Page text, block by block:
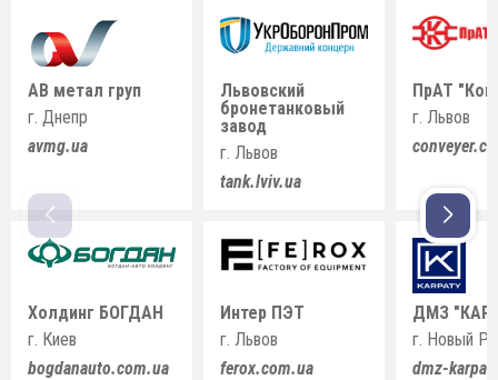
АВ метал груп
г. Днепр
avmg.ua
Холдинг БОГДАН
г. Киев
bogdanauto.com.ua
Львовский
бронетанковый
завод
г. Львов
tank.lviv.ua
Интер ПЭТ
г. Львов
ferox.com.ua
ПрАТ
г. Львов
ДМЗ
г. Новый
dmz-